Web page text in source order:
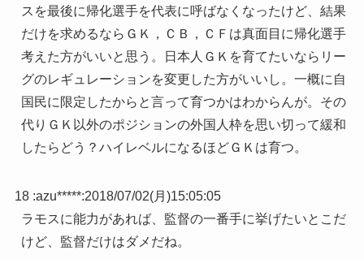
スを最後に帰化選手を代表に呼ばなくなったけど、結果
だけを求めるならＧＫ，ＣＢ，ＣＦは真面目に帰化選手
考えた方がいいと思う。日本人ＧＫを育てたいならリー
グのレギュレーションを変更した方がいいし。一概に自
国民に限定したからと言って育つかはわからんが。その
代りＧＫ以外のポジションの外国人枠を思い切って緩和
したらどう？ハイレベルになるほどＧＫは育つ。
18 :azu*****:2018/07/02(月)15:05:05
ラモスに能力があれば、監督の一番手に挙げたいとこだ
けど、監督だけはダメだね。